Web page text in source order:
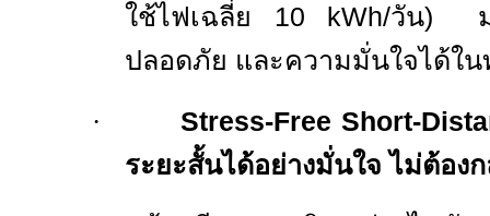
ใช้ไฟเฉลี่ย 10 kWh/วัน) ม
ปลอดภัย และความมั่นใจได้ใ
·
Stress-Free Short-
ระยะสั้นได้อย่างมั่นใจ ไม่ต้อง